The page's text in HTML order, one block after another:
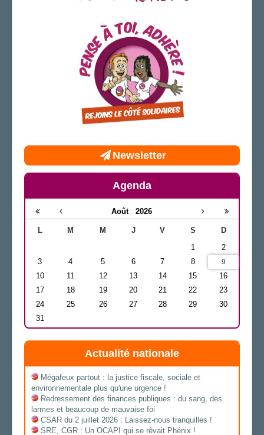
Newsletter
Agenda
Août 2026
L M M J V S
D
1
2
3
4 5 6 7 8 9
10 11 12 13 14 15
16
17
18 19 20 21 22
23
24
25 26 27 28 29
30
31
Actualité nationale
Mégafeux partout : la justice fiscale, sociale et
environnementale plus qu'une urgence !
Redressement des finances publiques : du sang, des
larmes et beaucoup de mauvaise foi
CSAR du 2 juillet 2026 : Laissez-nous tranquilles !
SRE, CGR : Un OCAPI qui se rêvait Phénix !